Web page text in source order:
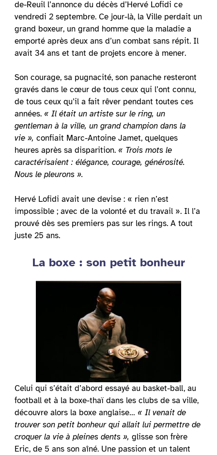
de-Reuil l’annonce du décès d’Hervé Lofidi ce
vendredi 2 septembre. Ce jour-là, la Ville perdait un
grand boxeur, un grand homme que la maladie a
emporté après deux ans d’un combat sans répit. Il
avait 34 ans et tant de projets encore à mener.
Son courage, sa pugnacité, son panache resteront
gravés dans le cœur de tous ceux qui l’ont connu,
de tous ceux qu’il a fait rêver pendant toutes ces
années. « Il était un artiste sur le ring, un
gentleman à la ville, un grand champion dans la
vie », confiait Marc-Antoine Jamet, quelques
heures après sa disparition. « Trois mots le
caractérisaient : élégance, courage, générosité.
Nous le pleurons ».
Hervé Lofidi avait une devise : « rien n’est
impossible ; avec de la volonté et du travail ». Il l’a
prouvé dès ses premiers pas sur les rings. A tout
juste 25 ans.
La boxe : son petit bonheur
Celui qui s’était d’abord essayé au basket-ball, au
football et à la boxe-thaï dans les clubs de sa ville,
découvre alors la boxe anglaise… « Il venait de
trouver son petit bonheur qui allait lui permettre de
croquer la vie à pleines dents », glisse son frère
Eric, de 5 ans son aîné. Une passion et un talent